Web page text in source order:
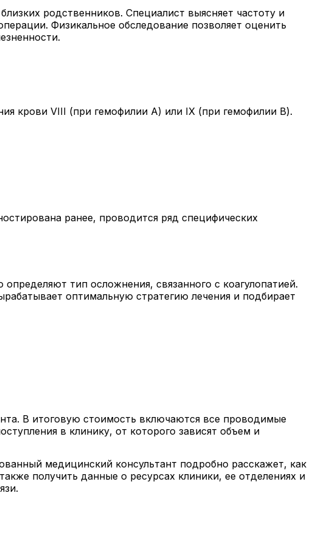
родственников. Специалист выясняет частоту и
Физикальное обследование позволяет оценить
крови VIII (при гемофилии А) или IX (при гемофилии В).
ранее, проводится ряд специфических
тип осложнения, связанного с коагулопатией.
оптимальную стратегию лечения и подбирает
В итоговую стоимость включаются все проводимые
в клинику, от которого зависят объем и
медицинский консультант подробно расскажет, как
получить данные о ресурсах клиники, ее отделениях и